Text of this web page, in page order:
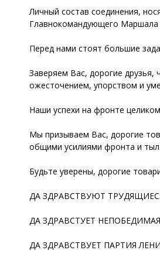
Личный состав соединения,
Главнокомандующего
Перед нами стоят большие
Заверяем Вас, дорогие
ожесточением, упорством и
Наши успехи на фронте
Мы призываем Вас, дорогие
общими усилиями фронта и
Будьте уверены, дорогие
ДА ЗДРАВСТВУЮТ
ДА ЗДРАВСТУЕТ
ДА ЗДРАВСТВУЕТ ПАРТИЯ